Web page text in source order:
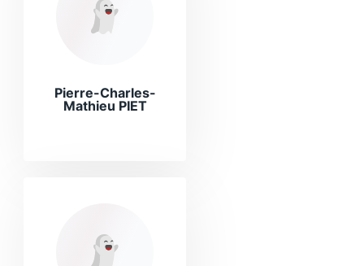
Pierre-Charles-
Mathieu PIET